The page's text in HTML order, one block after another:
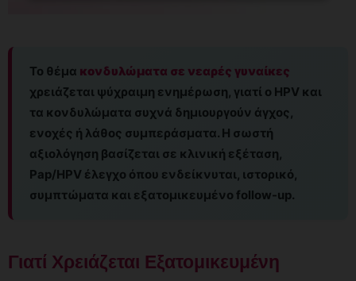
Το θέμα κονδυλώματα σε νεαρές γυναίκες
χρειάζεται ψύχραιμη ενημέρωση, γιατί ο HPV και
τα κονδυλώματα συχνά δημιουργούν άγχος,
ενοχές ή λάθος συμπεράσματα. Η σωστή
αξιολόγηση βασίζεται σε κλινική εξέταση,
Pap/HPV έλεγχο όπου ενδείκνυται, ιστορικό,
συμπτώματα και εξατομικευμένο follow-up.
Γιατί Χρειάζεται Εξατομικευμένη